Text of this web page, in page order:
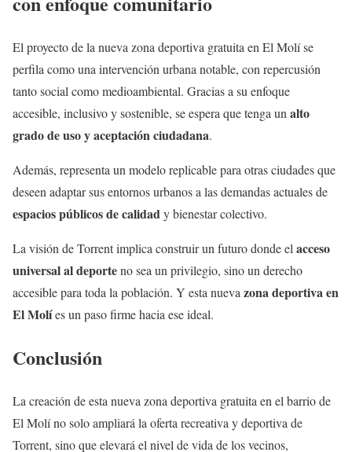
El proyecto de la nueva zona deportiva gratuita en El Molí se
perfila como una intervención urbana notable, con repercusión
tanto social como medioambiental. Gracias a su enfoque
accesible, inclusivo y sostenible, se espera que tenga un alto
grado de uso y aceptación ciudadana.
Además, representa un modelo replicable para otras ciudades que
deseen adaptar sus entornos urbanos a las demandas actuales de
espacios públicos de calidady bienestar colectivo.
La visión de Torrent implica construir un futuro donde el acceso
universal al deporteno sea un privilegio, sino un derecho
accesible para toda la población. Y esta nueva zona deportiva en
El Molíes un paso firme hacia ese ideal.
Conclusión
La creación de esta nueva zona deportiva gratuita en el barrio de
El Molí no solo ampliará la oferta recreativa y deportiva de
Torrent, sino que elevará el nivel de vida de los vecinos,